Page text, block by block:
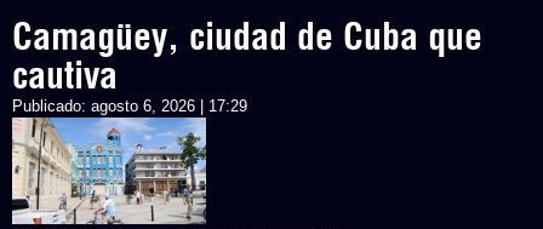
Camagüey, ciudad de Cuba que
cautiva
Publicado: agosto 6, 2026 | 17:29